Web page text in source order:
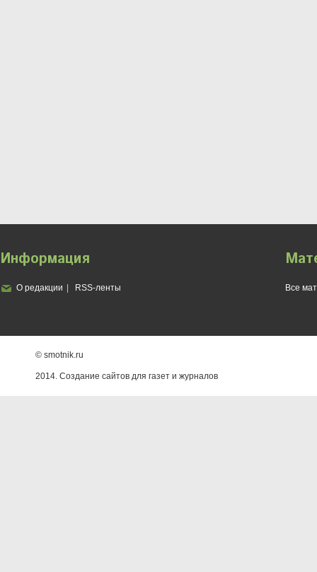
Информация
О редакции RSS-ленты Все
© smotnik.ru
2014. Создание сайтов для газет и журналов